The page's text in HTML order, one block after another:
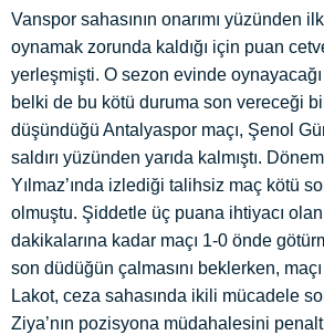
Vanspor sahasının onarımı yüzünden ilk
oynamak zorunda kaldığı için puan
yerleşmişti. O sezon evinde
belki de bu kötü duruma son vereceği
düşündüğü Antalyaspor maçı, Şenol
saldırı yüzünden yarıda kalmıştı.
Yılmaz’ında izlediği talihsiz maç kötü
olmuştu. Şiddetle üç puana ihtiyacı
dakikalarına kadar maçı 1-0 önde
son düdüğün çalmasını beklerken,
Lakot, ceza sahasında ikili mücadele
Ziya’nın pozisyona müdahalesini